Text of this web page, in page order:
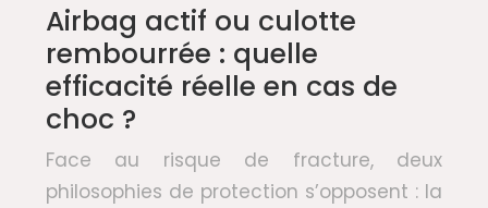
Airbag actif ou culotte
rembourrée : quelle
efficacité réelle en cas de
choc ?
Face au risque de fracture, deux
philosophies de protection s’opposent : la